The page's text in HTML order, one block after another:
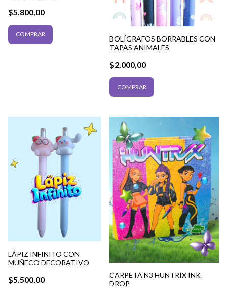
$5.800,00
BOLÍGRAFOS BORRABLES CON
TAPAS ANIMALES
$2.000,00
LÁPIZ INFINITO CON
MUÑECO DECORATIVO
$5.500,00
CARPETA N3 HUNTRIX INK
DROP